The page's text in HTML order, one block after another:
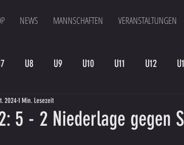
NEWS MANNSCHAFTEN VERANSTALTUNGEN
U8 U9 U10 U11 U12
Veranstaltungen
5 - 2 Niederlage gegen
20241 Min. Lesezeit